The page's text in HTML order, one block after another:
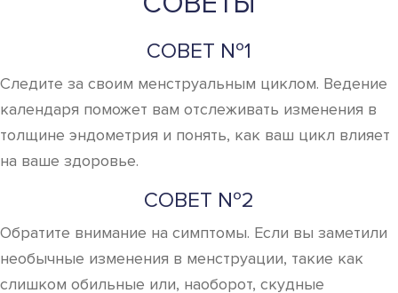
СОВЕТ №1
Следите за своим менструальным циклом. Ведение
календаря поможет вам отслеживать изменения в
толщине эндометрия и понять, как ваш цикл влияет
на ваше здоровье.
СОВЕТ №2
Обратите внимание на симптомы. Если вы заметили
необычные изменения в менструации, такие как
слишком обильные или, наоборот, скудные